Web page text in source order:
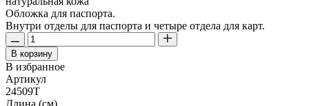
Обложка для паспорта.
Внутри отделы для паспорта и четыре отдела для карт.
В корзину
В избранное
Артикул
24509T
Длина (см)